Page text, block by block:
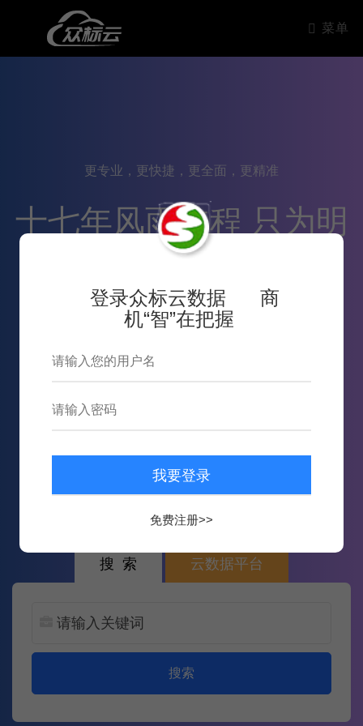
菜单
更专业，更快捷，更全面，更精准
十七年风雨兼程 只为明
天更好的服务
17
2007~2024十七年
15,687,957
次内容推送
搜 索 云数据平台
搜索
登录众标云数据 商
机“智”在把握
免费注册>>